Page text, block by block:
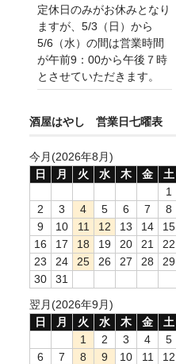
定休日のみがお休みとなり
ますが、5/3（日）から
5/6（水）の間は営業時間
が午前9：00から午後７時
とさせていただきます。
酒屋はやし 営業日七曜表
今月(2026年8月)
日
月 火 水 木 金
土
1
2
3 4 5 6 7
8
9
10 11 12 13 14
15
16
17 18 19 20 21
22
23
24 25 26 27 28
29
30
31
翌月(2026年9月)
日
月 火 水 木 金
土
1
2 3 4
5
6
7 8 9 10 11
12